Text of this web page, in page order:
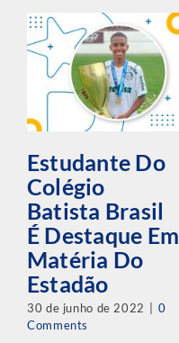
Estudante Do
Colégio
Batista Brasil
É Destaque Em
Matéria Do
Estadão
30 de junho de 2022 | 0
Comments